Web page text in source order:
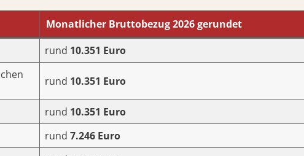
Monatlicher Bruttobezug 2026 gerundet
rund 10.351 Euro
rund 10.351 Euro
rund 10.351 Euro
rund 7.246 Euro